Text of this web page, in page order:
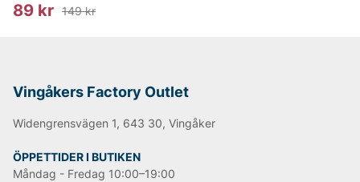
89 kr 149 kr
Vingåkers Factory Outlet
Widengrensvägen 1, 643 30, Vingåker
ÖPPETTIDER I BUTIKEN
Måndag - Fredag 10:00–19:00